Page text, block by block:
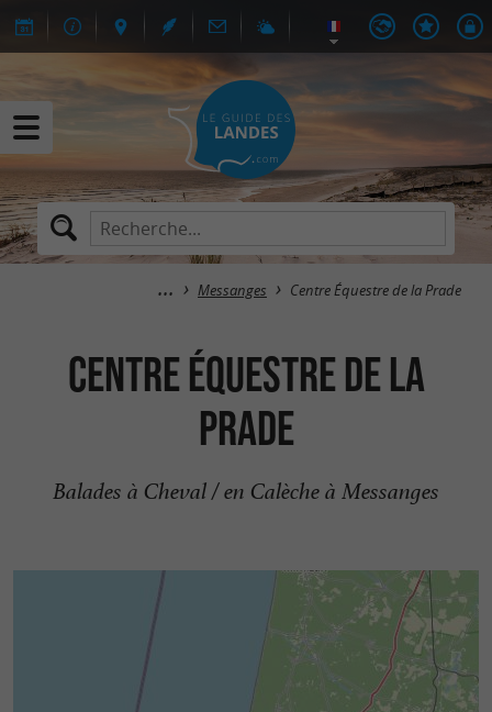
Messanges Centre Équestre de la Prade
Centre Équestre de la
Prade
Balades à Cheval / en Calèche à Messanges